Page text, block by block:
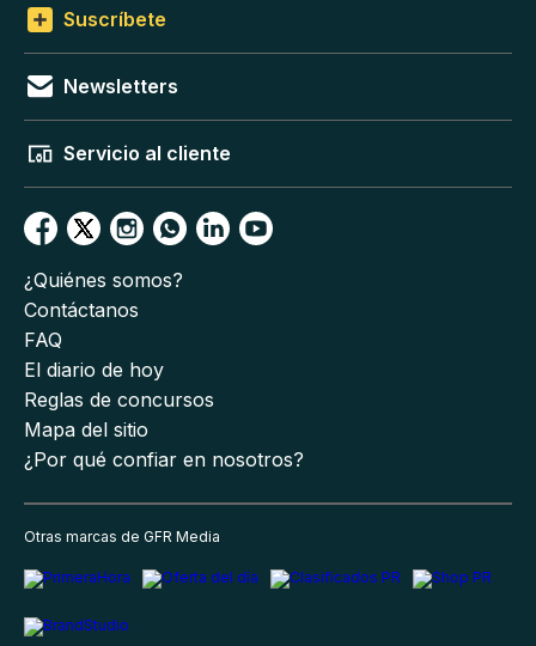
Suscríbete
Newsletters
Servicio al cliente
¿Quiénes somos?
Contáctanos
FAQ
El diario de hoy
Reglas de concursos
Mapa del sitio
¿Por qué confiar en nosotros?
Otras marcas de GFR Media